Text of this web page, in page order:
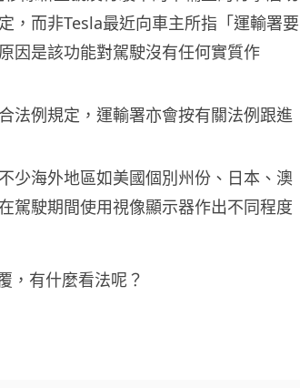
，而非Tesla最近向車主所指「運輸署要
因是該功能對駕駛沒有任何實質作
法例規定，運輸署亦會按有關法例跟進
少海外地區如美國個別州份、日本、澳
駕駛期間使用視像顯示器作出不同程度
，有什麼看法呢？